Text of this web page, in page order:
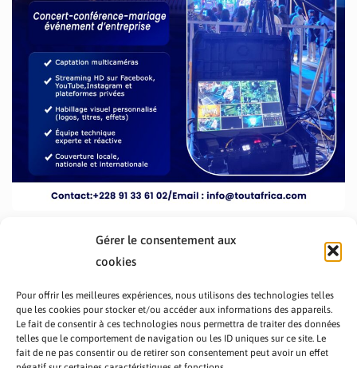
Gérer le consentement aux
cookies
Pour offrir les meilleures expériences, nous utilisons des technologies telles
que les cookies pour stocker et/ou accéder aux informations des appareils.
Le fait de consentir à ces technologies nous permettra de traiter des données
telles que le comportement de navigation ou les ID uniques sur ce site. Le
fait de ne pas consentir ou de retirer son consentement peut avoir un effet
PRÉSENTATION TOUTAFRICA A PROPOS